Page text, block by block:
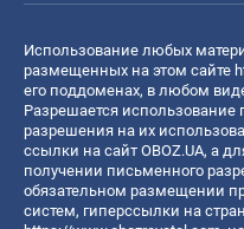
Использование любых
размещенных на этом сайте
его поддоменах, в любом
Разрешается
разрешения на их
ссылки на сайт OBOZ.UA, а
получении письменного
обязательном размещении
систем, гиперссылки на